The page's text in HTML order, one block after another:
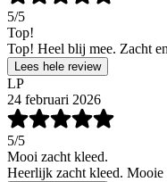
5/5
Top!
Top! Heel blij mee. Zacht
Lees hele review
LP
24 februari 2026
5/5
Mooi zacht kleed.
Heerlijk zacht kleed.